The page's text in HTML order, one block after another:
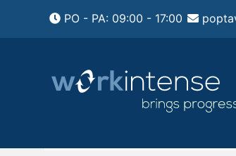
PO - PA: 09:00 - 17:00
HR a
Pondělí - Pátek
Sobota a Neděle -